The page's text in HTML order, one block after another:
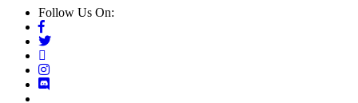
Follow Us On: